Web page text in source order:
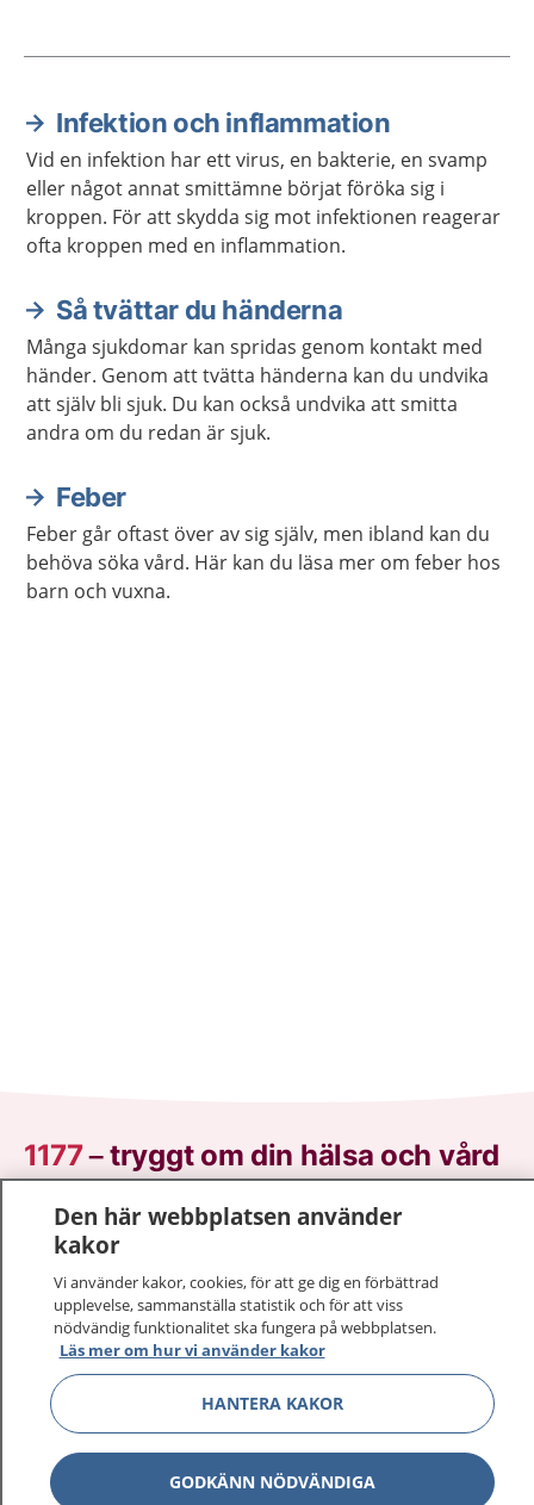
Aktuella artiklar
Infektion och inflammation
Vid en infektion har ett virus, en bakterie, en svamp
eller något annat smittämne börjat föröka sig i
kroppen. För att skydda sig mot infektionen reagerar
ofta kroppen med en inflammation.
Så tvättar du händerna
Många sjukdomar kan spridas genom kontakt med
händer. Genom att tvätta händerna kan du undvika
att själv bli sjuk. Du kan också undvika att smitta
andra om du redan är sjuk.
Feber
Feber går oftast över av sig själv, men ibland kan du
behöva söka vård. Här kan du läsa mer om feber hos
barn och vuxna.
1177–tryggt om din hälsa och vård
På 1177.se får du råd om hälsa och information om
sjukdomar och vilka mottagningar du kan kontakta.
vårdärenden. Ring telefonnummer 1177 för
sjukvårdsrådgivning dygnet runt.
1177 ger dig råd när du vill må bättre.
Den här webbplatsen använder
kakor
Vi använder kakor, cookies, för att ge dig en förbättrad
upplevelse, sammanställa statistik och för att viss
nödvändig funktionalitet ska fungera på webbplatsen.
Läs mer om hur vi använder kakor
HANTERA KAKOR
GODKÄNN NÖDVÄNDIGA